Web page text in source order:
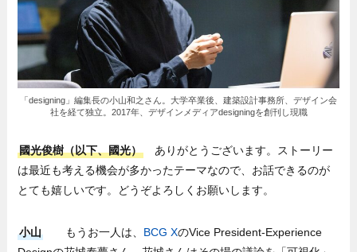
「designing」編集長の小山和之さん。大学卒業後、建築設計事務所、デザイン会
社を経て独立。2017年、デザインメディアdesigningを創刊し現職
國光俊樹（以下、國光）
ありがとうございます。ストーリー
は最近も考える機会が多かったテーマなので、お話できるのが
とても嬉しいです。どうぞよろしくお願いします。
小山 もうお一人は、 BCG XのVice President-Experience